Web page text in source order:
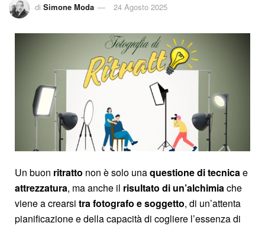
di Simone Moda 24 Agosto 2025
Un buon ritratto non è solo unaquestione di tecnicae
attrezzatura, ma anche il risultato di un’alchimiache
viene a crearsi tra fotografo e soggetto, di un’attenta
pianificazione e della capacità di cogliere l’essenza di